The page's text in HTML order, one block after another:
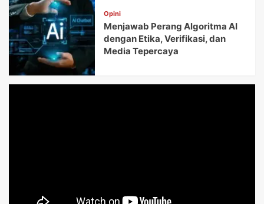
Opini
Menjawab Perang Algoritma AI
dengan Etika, Verifikasi, dan
Media Tepercaya